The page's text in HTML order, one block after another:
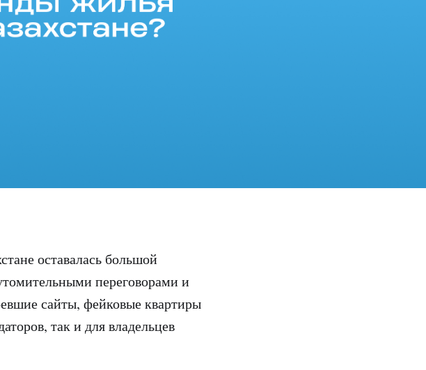
оставалась большой
переговорами и
сайты, фейковые квартиры
так и для владельцев